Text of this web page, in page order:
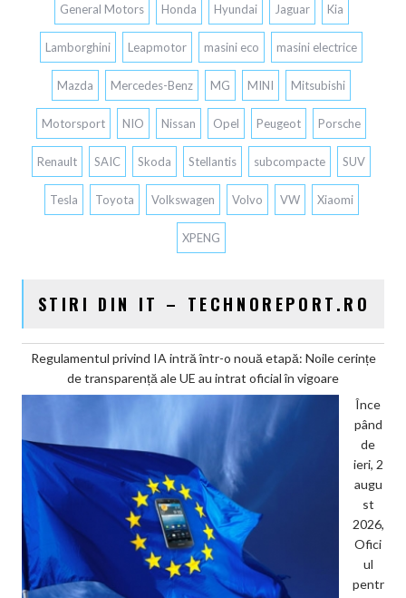
General Motors Honda Hyundai Jaguar Kia
Lamborghini Leapmotor masini eco masini electrice
Mazda Mercedes-Benz MG MINI Mitsubishi
Motorsport NIO Nissan Opel Peugeot Porsche
Renault SAIC Skoda Stellantis subcompacte SUV
Tesla Toyota Volkswagen Volvo VW Xiaomi
XPENG
STIRI DIN IT – TECHNOREPORT.RO
Regulamentul privind IA intră într-o nouă etapă: Noile cerințe
de transparență ale UE au intrat oficial în vigoare
Înce
pând
de
ieri, 2
augu
st
2026,
Ofici
ul
pentr